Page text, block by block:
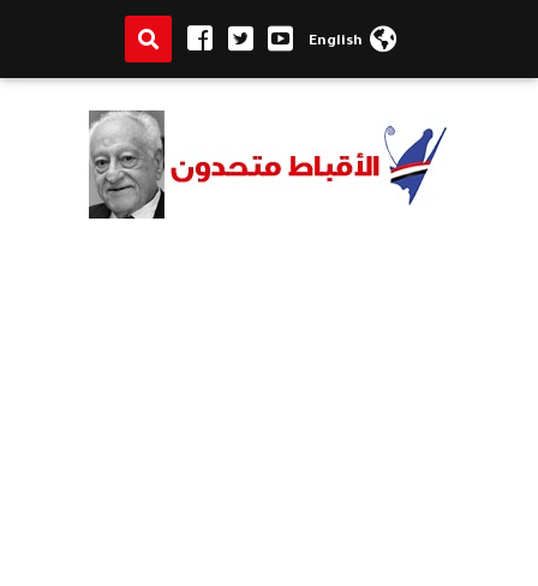
English